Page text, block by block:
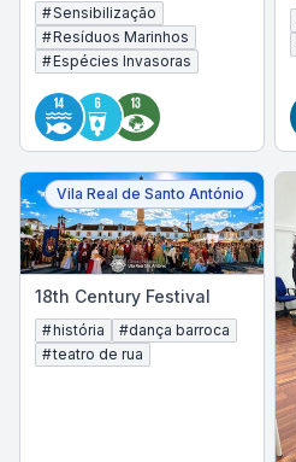
#Sensibilização
#Resíduos Marinhos
#Espécies Invasoras
Vila Real de Santo António
18th Century Festival
#história #dança barroca
#teatro de rua